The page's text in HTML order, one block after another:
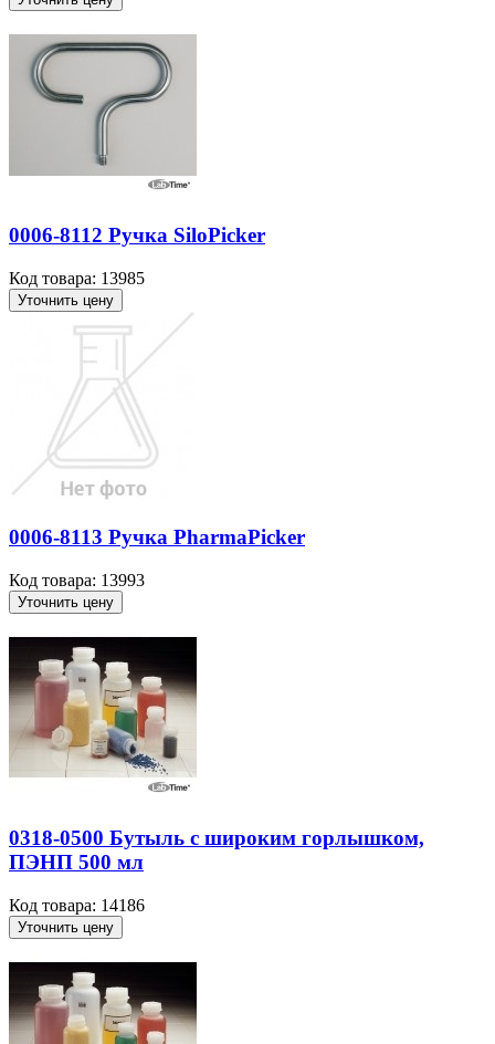
0006-8112 Ручка SiloPicker
Код товара: 13985
Уточнить цену
0006-8113 Ручка PharmaPicker
Код товара: 13993
Уточнить цену
0318-0500 Бутыль с широким горлышком,
ПЭНП 500 мл
Код товара: 14186
Уточнить цену